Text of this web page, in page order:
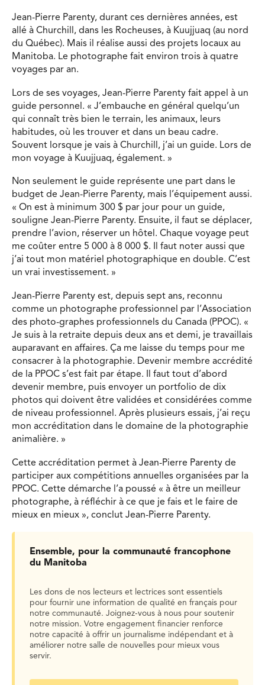
Jean-Pierre Parenty, durant ces dernières années, est
allé à Churchill, dans les Rocheuses, à Kuujjuaq (au nord
du Québec). Mais il réalise aussi des projets locaux au
Manitoba. Le photographe fait environ trois à quatre
voyages par an.
Lors de ses voyages, Jean-Pierre Parenty fait appel à un
guide personnel. « J’embauche en général quelqu’un
qui connaît très bien le terrain, les animaux, leurs
habitudes, où les trouver et dans un beau cadre.
Souvent lorsque je vais à Churchill, j’ai un guide. Lors de
mon voyage à Kuujjuaq, également. »
Non seulement le guide représente une part dans le
budget de Jean-Pierre Parenty, mais l’équipement aussi.
« On est à minimum 300 $ par jour pour un guide,
souligne Jean-Pierre Parenty. Ensuite, il faut se déplacer,
prendre l’avion, réserver un hôtel. Chaque voyage peut
me coûter entre 5 000 à 8 000 $. Il faut noter aussi que
j’ai tout mon matériel photographique en double. C’est
un vrai investissement. »
Jean-Pierre Parenty est, depuis sept ans, reconnu
comme un photographe professionnel par l’Association
des photo-graphes professionnels du Canada (PPOC). «
Je suis à la retraite depuis deux ans et demi, je travaillais
auparavant en affaires. Ça me laisse du temps pour me
consacrer à la photographie. Devenir membre accrédité
de la PPOC s’est fait par étape. Il faut tout d’abord
devenir membre, puis envoyer un portfolio de dix
photos qui doivent être validées et considérées comme
de niveau professionnel. Après plusieurs essais, j’ai reçu
mon accréditation dans le domaine de la photographie
animalière. »
Cette accréditation permet à Jean-Pierre Parenty de
participer aux compétitions annuelles organisées par la
PPOC. Cette démarche l’a poussé « à être un meilleur
photographe, à réfléchir à ce que je fais et le faire de
mieux en mieux », conclut Jean-Pierre Parenty.
Ensemble, pour la communauté francophone
du Manitoba
Les dons de nos lecteurs et lectrices sont essentiels
pour fournir une information de qualité en français pour
notre communauté. Joignez-vous à nous pour soutenir
notre mission. Votre engagement financier renforce
notre capacité à offrir un journalisme indépendant et à
améliorer notre salle de nouvelles pour mieux vous
servir.